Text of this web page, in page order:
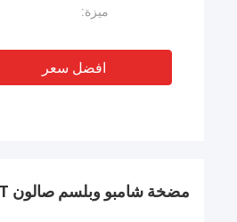
ميزة:
افضل سعر
مضخة شامبو وبلسم صالون 1.0ml / t 1.2ml / T غطاء مضخة موزع